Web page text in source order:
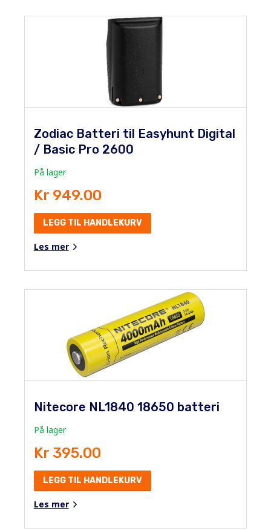
Zodiac Batteri til Easyhunt Digital
/ Basic Pro 2600
På lager
Kr 949.00
LEGG TIL HANDLEKURV
Les mer
Nitecore NL1840 18650 batteri
På lager
Kr 395.00
LEGG TIL HANDLEKURV
Les mer